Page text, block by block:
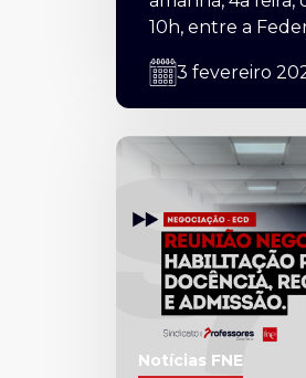
10h, entre a
3 fevereiro
Notícias FNE